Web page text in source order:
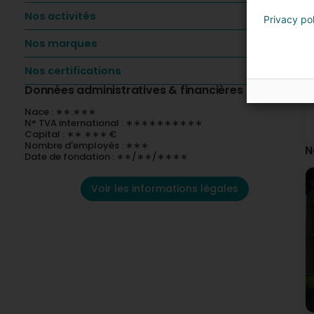
Nos activités
Nos marques
Nos certifications
Données administratives & financières
Nace : ∗∗.∗∗∗
N° TVA international : ∗∗∗∗∗∗∗∗∗∗
Capital : ∗∗ ∗∗∗ €
Nombre d'employés : ∗∗∗
Date de fondation : ∗∗/∗∗/∗∗∗∗
Voir les informations légales
Privacy